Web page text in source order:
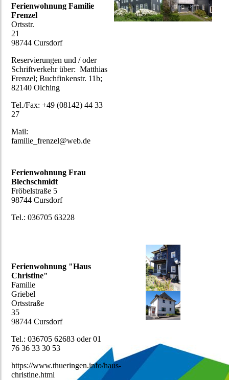
Ferienwohnung Familie
Frenzel
Ortsstr.
21
98744 Cursdorf
Reservierungen und / oder
Schriftverkehr über: Matthias
Frenzel; Buchfinkenstr. 11b;
82140 Olching
Tel./Fax: +49 (08142) 44 33
27
Mail:
familie_frenzel@web.de
Ferienwohnung Frau
Blechschmidt
Fröbelstraße 5
98744 Cursdorf
Tel.: 036705 63228
Ferienwohnung "Haus
Christine"
Familie
Griebel
Ortsstraße
35
98744 Cursdorf
Tel.: 036705 62683 oder 01
76 36 33 30 53
https://www.thueringen.info/haus-
christine.html